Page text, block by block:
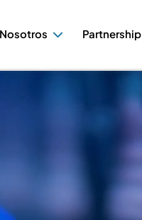
Nosotros Partnership